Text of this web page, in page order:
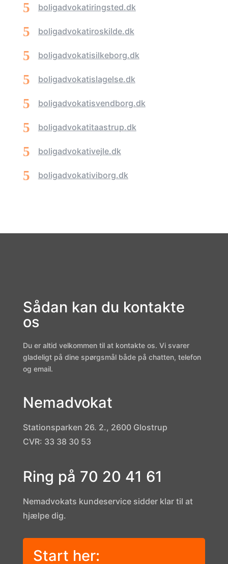
boligadvokatiringsted.dk
boligadvokatiroskilde.dk
boligadvokatisilkeborg.dk
boligadvokatislagelse.dk
boligadvokatisvendborg.dk
boligadvokatitaastrup.dk
boligadvokativejle.dk
boligadvokativiborg.dk
Sådan kan du kontakte
os
Du er altid velkommen til at kontakte os. Vi svarer
gladeligt på dine spørgsmål både på chatten, telefon
og email.
Nemadvokat
Stationsparken 26. 2., 2600 Glostrup
CVR: 33 38 30 53
Ring på 70 20 41 61
Nemadvokats kundeservice sidder klar til at
hjælpe dig.
Start her: